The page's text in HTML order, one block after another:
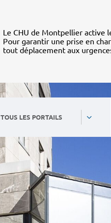
Le CHU de Montpellier active
Pour garantir une prise en
tout déplacement aux
TOUS LES PORTAILS